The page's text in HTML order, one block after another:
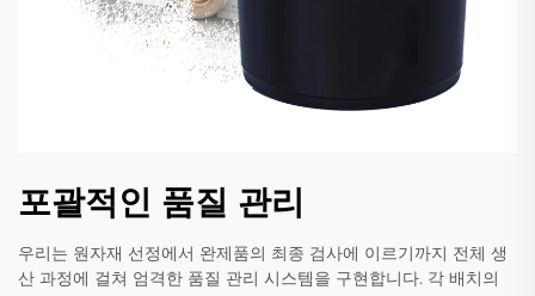
포괄적인 품질 관리
우리는 원자재 선정에서 완제품의 최종 검사에 이르기까지 전체 생
산 과정에 걸쳐 엄격한 품질 관리 시스템을 구현합니다. 각 배치의